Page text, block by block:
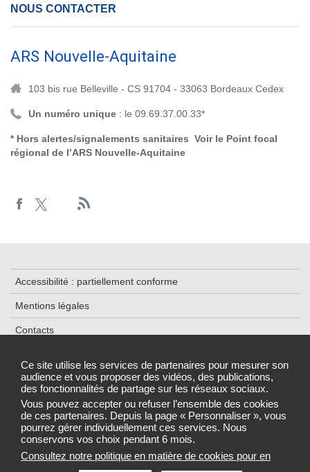
Ce site utilise les services de partenaires pour mesurer son
audience et vous proposer des vidéos, des publications,
des fonctionnalités de partage sur les réseaux sociaux.
Vous pouvez accepter ou refuser l’ensemble des cookies
de ces partenaires. Depuis la page « Personnaliser », vous
pourrez gérer individuellement ces services. Nous
conservons vos choix pendant 6 mois.
Consultez notre politique en matière de cookies pour en
NOUS CONTACTER
ARS Nouvelle-Aquitaine
103 bis rue Belleville - CS 91704 - 33063 Bordeaux Cedex
Un numéro unique : le 09.69.37.00.33*
* Hors alertes/signalements sanitaires Voir le Point focal
régional de l’ARS Nouvelle-Aquitaine
Accessibilité : partiellement conforme
Mentions légales
Contacts
Données personnelles et cookies
Gestion des cookies